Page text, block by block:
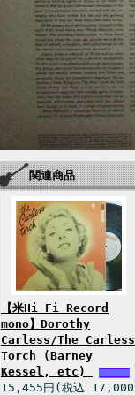
関連商品
【米Hi Fi Record
mono】Dorothy
Carless/The Carless
Torch (Barney
Kessel, etc)
15,455円(税込 17,000